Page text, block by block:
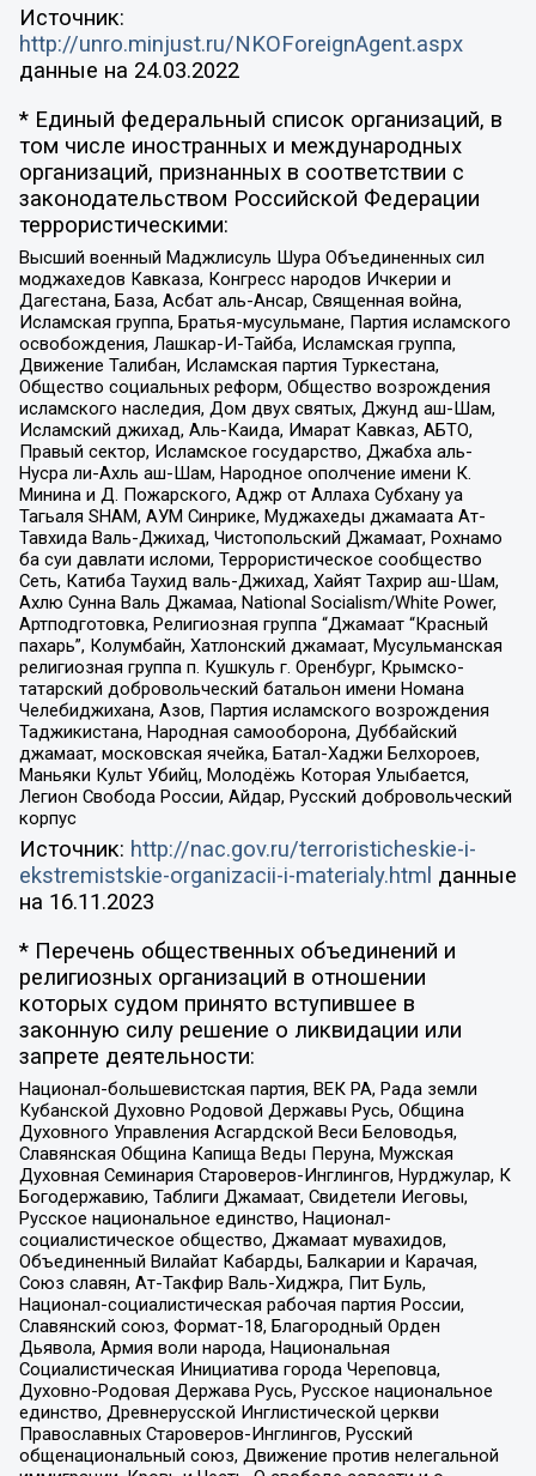
Источник:
http://unro.minjust.ru/NKOForeignAgent.aspx
данные на 24.03.2022
* Единый федеральный список организаций, в
том числе иностранных и международных
организаций, признанных в соответствии с
законодательством Российской Федерации
террористическими:
Высший военный Маджлисуль Шура Объединенных сил
моджахедов Кавказа, Конгресс народов Ичкерии и
Дагестана, База, Асбат аль-Ансар, Священная война,
Исламская группа, Братья-мусульмане, Партия исламского
освобождения, Лашкар-И-Тайба, Исламская группа,
Движение Талибан, Исламская партия Туркестана,
Общество социальных реформ, Общество возрождения
исламского наследия, Дом двух святых, Джунд аш-Шам,
Исламский джихад, Аль-Каида, Имарат Кавказ, АБТО,
Правый сектор, Исламское государство, Джабха аль-
Нусра ли-Ахль аш-Шам, Народное ополчение имени К.
Минина и Д. Пожарского, Аджр от Аллаха Субхану уа
Тагьаля SHAM, АУМ Синрике, Муджахеды джамаата Ат-
Тавхида Валь-Джихад, Чистопольский Джамаат, Рохнамо
ба суи давлати исломи, Террористическое сообщество
Сеть, Катиба Таухид валь-Джихад, Хайят Тахрир аш-Шам,
Ахлю Сунна Валь Джамаа, National Socialism/White Power,
Артподготовка, Религиозная группа “Джамаат “Красный
пахарь”, Колумбайн, Хатлонский джамаат, Мусульманская
религиозная группа п. Кушкуль г. Оренбург, Крымско-
татарский добровольческий батальон имени Номана
Челебиджихана, Азов, Партия исламского возрождения
Таджикистана, Народная самооборона, Дуббайский
джамаат, московская ячейка, Батал-Хаджи Белхороев,
Маньяки Культ Убийц, Молодёжь Которая Улыбается,
Легион Свобода России, Айдар, Русский добровольческий
корпус
Источник: http://nac.gov.ru/terroristicheskie-i-
ekstremistskie-organizacii-i-materialy.html данные
на 16.11.2023
* Перечень общественных объединений и
религиозных организаций в отношении
которых судом принято вступившее в
законную силу решение о ликвидации или
запрете деятельности:
Национал-большевистская партия, ВЕК РА, Рада земли
Кубанской Духовно Родовой Державы Русь, Община
Духовного Управления Асгардской Веси Беловодья,
Славянская Община Капища Веды Перуна, Мужская
Духовная Семинария Староверов-Инглингов, Нурджулар, К
Богодержавию, Таблиги Джамаат, Свидетели Иеговы,
Русское национальное единство, Национал-
социалистическое общество, Джамаат мувахидов,
Объединенный Вилайат Кабарды, Балкарии и Карачая,
Союз славян, Ат-Такфир Валь-Хиджра, Пит Буль,
Национал-социалистическая рабочая партия России,
Славянский союз, Формат-18, Благородный Орден
Дьявола, Армия воли народа, Национальная
Социалистическая Инициатива города Череповца,
Духовно-Родовая Держава Русь, Русское национальное
единство, Древнерусской Инглистической церкви
Православных Староверов-Инглингов, Русский
общенациональный союз, Движение против нелегальной